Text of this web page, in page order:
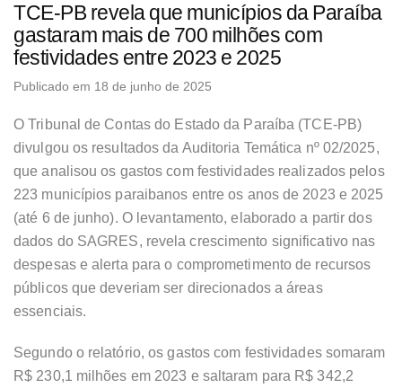
TCE-PB revela que municípios da Paraíba
gastaram mais de 700 milhões com
festividades entre 2023 e 2025
Publicado em 18 de junho de 2025
O Tribunal de Contas do Estado da Paraíba (TCE-PB)
divulgou os resultados da Auditoria Temática nº 02/2025,
que analisou os gastos com festividades realizados pelos
223 municípios paraibanos entre os anos de 2023 e 2025
(até 6 de junho). O levantamento, elaborado a partir dos
dados do SAGRES, revela crescimento significativo nas
despesas e alerta para o comprometimento de recursos
públicos que deveriam ser direcionados a áreas
essenciais.
Segundo o relatório, os gastos com festividades somaram
R$ 230,1 milhões em 2023 e saltaram para R$ 342,2